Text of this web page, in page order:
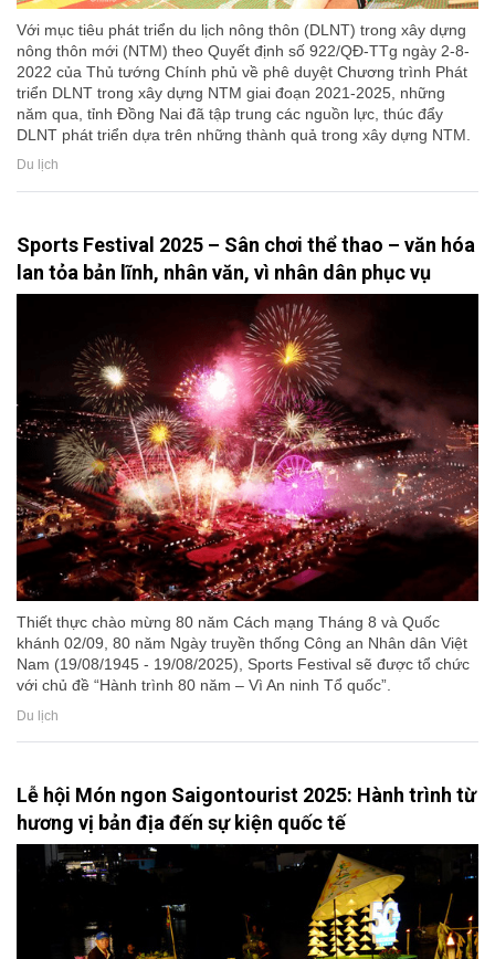
Với mục tiêu phát triển du lịch nông thôn (DLNT) trong xây dựng
nông thôn mới (NTM) theo Quyết định số 922/QĐ-TTg ngày 2-8-
2022 của Thủ tướng Chính phủ về phê duyệt Chương trình Phát
triển DLNT trong xây dựng NTM giai đoạn 2021-2025, những
năm qua, tỉnh Đồng Nai đã tập trung các nguồn lực, thúc đẩy
DLNT phát triển dựa trên những thành quả trong xây dựng NTM.
Du lịch
Sports Festival 2025 – Sân chơi thể thao – văn hóa
lan tỏa bản lĩnh, nhân văn, vì nhân dân phục vụ
Thiết thực chào mừng 80 năm Cách mạng Tháng 8 và Quốc
khánh 02/09, 80 năm Ngày truyền thống Công an Nhân dân Việt
Nam (19/08/1945 - 19/08/2025), Sports Festival sẽ được tổ chức
với chủ đề “Hành trình 80 năm – Vì An ninh Tổ quốc”.
Du lịch
Lễ hội Món ngon Saigontourist 2025: Hành trình từ
hương vị bản địa đến sự kiện quốc tế